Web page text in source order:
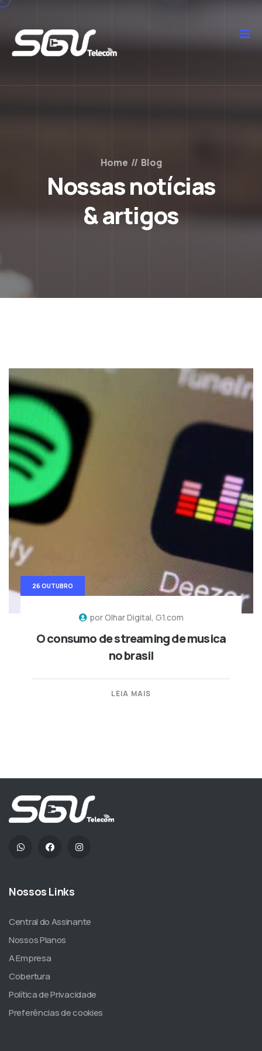
Home // Blog
Nossas notícias
& artigos
por Olhar Digital, G1.com
O consumo de streaming de musica
no brasil
LEIA MAIS
26 OUTUBRO
Nossos Links
Central do Assinante
Nossos Planos
A Empresa
Cobertura
Política de Privacidade
Preferências de cookies